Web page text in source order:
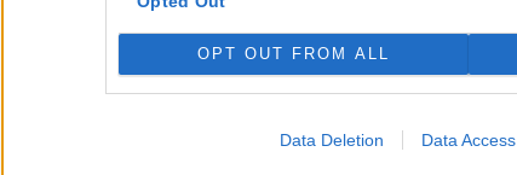
OPT OUT FROM ALL
Data Deletion Data Access
unikl čpavek, hasiči evakuovali budovu
OSTRAVA (
V ostravské multifunkční Ostravar